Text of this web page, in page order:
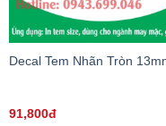
Decal Tem Nhãn Tròn
91,800đ